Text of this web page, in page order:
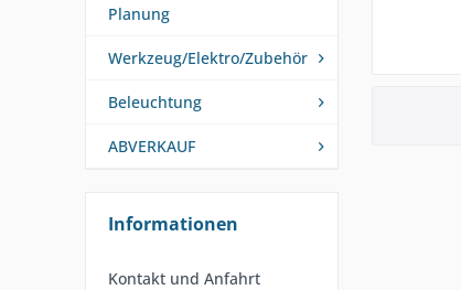
Planung
Werkzeug/Elektro/Zubehör
Beleuchtung
ABVERKAUF
Informationen
Kontakt und Anfahrt